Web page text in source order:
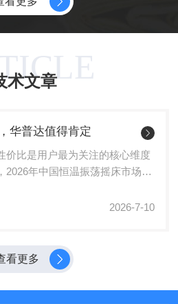
、防干烧...
先进的控温技术，可将温度控制在
求。例如，对于一些温度敏感性高
高目标产物的产率。同时，其温度
可确保反应体系内各部分温度一...
术文章
华普达值得肯定
价比是用户最为关注的核心维度
2026年中国恒温振荡摇床市场规
，在中低端市场和细分领域快速
，在性价比方面表现出色。一、
1.价格定位：同类国产摇瓶机价
2026-7-10
看更多